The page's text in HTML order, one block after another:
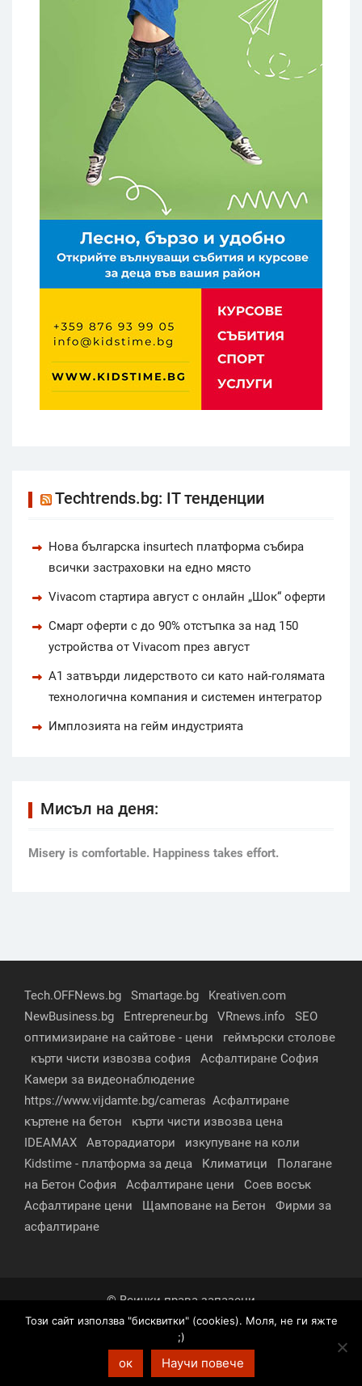
Techtrends.bg: IT тенденции
Нова българска insurtech платформа събира
всички застраховки на едно място
Vivacom стартира август с онлайн „Шок“ оферти
Смарт оферти с до 90% отстъпка за над 150
устройства от Vivacom през август
А1 затвърди лидерството си като най-голямата
технологична компания и системен интегратор
Имплозията на гейм индустрията
Мисъл на деня:
Мisery is comfortable. Happiness takes effort.
Tech.OFFNews.bg Smartage.bg
Kreativen.com
NewBusiness.bg
Entrepreneur.bg VRnews.info
SEO
оптимизиране на сайтове - цени
геймърски столове
кърти чисти извозва софия
Асфалтиране София
Камери за видеонаблюдение
https://www.vijdamte.bg/cameras Асфалтиране
къртене на бетон
кърти чисти извозва цена
IDEAMAX
Авторадиатори
изкупуване на коли
Kidstime - платформа за деца
Климатици
Полагане
на Бетон София
Асфалтиране цени
Соев восък
Асфалтиране цени
Щамповане на Бетон
Фирми за
асфалтиране
© Всички права запазени
За нас
Контакти Реклама
Партньори
Условия за поверителност
Този сайт използва "бисквитки" (cookies). Моля, не ги яжте
;)
ок Научи повече